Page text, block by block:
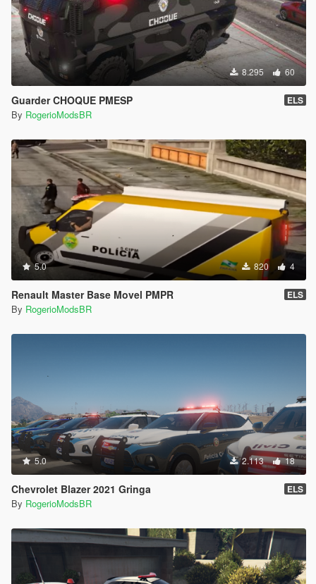
8.295 60
Guarder CHOQUE PMESP ELS
By RogerioModsBR
5.0 820 4
Renault Master Base Movel PMPR ELS
By RogerioModsBR
5.0 2.113 18
Chevrolet Blazer 2021 Gringa ELS
By RogerioModsBR